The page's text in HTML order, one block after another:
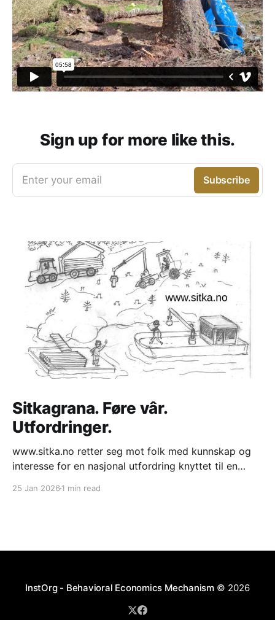
Sign up for more like this.
Enter your email Subscribe
Sitkagrana. Føre vâr.
Utfordringer.
www.sitka.no retter seg mot folk med kunnskap og
interesse for en nasjonal utfordring knyttet til en
25 Jan 2026 1 min read
InstOrg - Behavioral Economics Mechanism © 2026